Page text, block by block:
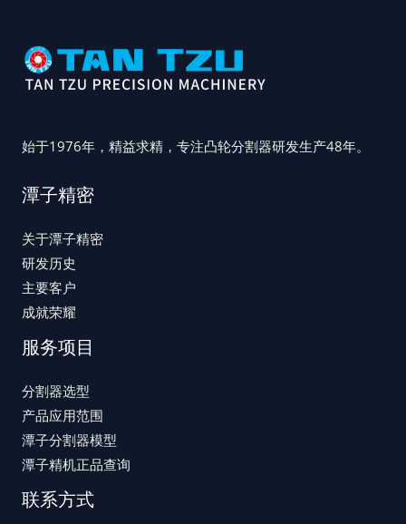
始于1976年，精益求精，专注凸轮分割器研发生产48年。
潭子精密
关于潭子精密
研发历史
主要客户
成就荣耀
服务项目
分割器选型
产品应用范围
潭子分割器模型
潭子精机正品查询
联系方式